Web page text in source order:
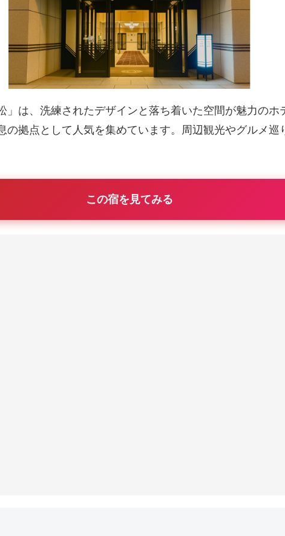
は、洗練されたデザインと落ち着いた空間が魅力の
の拠点として人気を集めています。周辺観光やグルメ
この宿を見てみる